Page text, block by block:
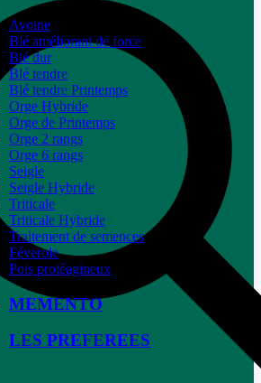
Avoine
Blé améliorant de force
Blé dur
Blé tendre
Blé tendre Printemps
Orge Hybride
Orge de Printemps
Orge 2 rangs
Orge 6 rangs
Seigle
Seigle Hybride
Triticale
Triticale Hybride
Traitement de semences
Féverole
Pois protéagineux
MEMENTO
LES PREFEREES